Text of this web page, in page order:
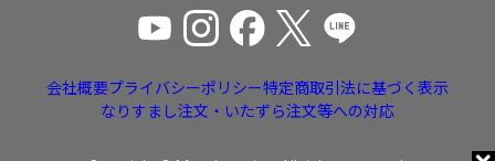
会社概要プライバシーポリシー特定商取引法に基づく表示
なりすまし注文・いたずら注文等への対応